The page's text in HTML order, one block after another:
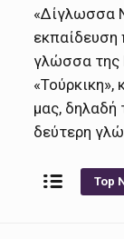
«Δίγλωσσα
εκπαίδευση
γλώσσα της
μας, δηλαδή
δεύτερη
Top